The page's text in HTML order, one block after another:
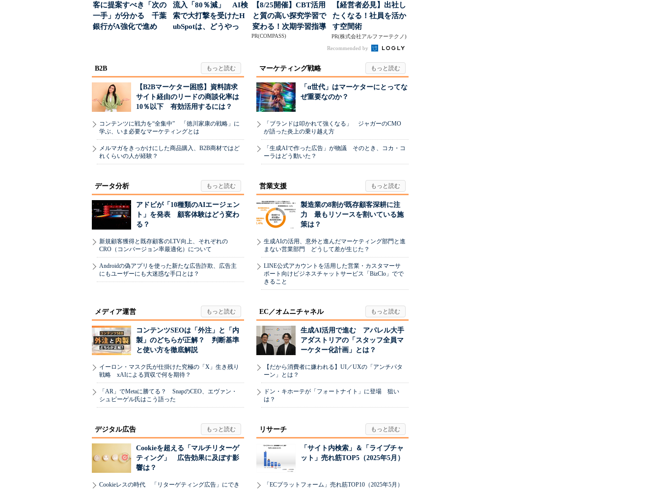
客に提案すべき「次の
一手」が分かる 千葉
銀行がA強化で進め
流入「80％減」 AI検
索で大打撃を受けたH
ubSpotは、どうやっ
【8/25開催】CBT活用
と質の高い探究学習で
変わる！次期学習指導
要領を見据えた...
PR(COMPASS)
【経営者必見】出社し
たくなる！社員を活か
す空間術
PR(株式会社アルファーテクノ)
Recommended by
B2B
【B2Bマーケター困惑】資料請求
サイト経由のリードの商談化率は
10％以下 有効活用するには？
コンテンツに戦力を“全集中” 「徳川家康の戦略」に
学ぶ、いま必要なマーケティングとは
メルマガをきっかけにした商品購入、B2B商材ではど
れくらいの人が経験？
マーケティング戦略
「α世代」はマーケターにとってな
ぜ重要なのか？
「ブランドは叩かれて強くなる」 ジャガーのCMO
が語った炎上の乗り越え方
「生成AIで作った広告」が物議 そのとき、コカ・コ
ーラはどう動いた？
データ分析
アドビが「10種類のAIエージェン
ト」を発表 顧客体験はどう変わ
る？
新規顧客獲得と既存顧客のLTV向上、それぞれの
CRO（コンバージョン率最適化）について
Androidの偽アプリを使った新たな広告詐欺、広告主
にもユーザーにも大迷惑な手口とは？
営業支援
製造業の8割が既存顧客深耕に注
力 最もリソースを割いている施
策は？
生成AIの活用、意外と進んだマーケティング部門と進
まない営業部門 どうして差が生じた？
LINE公式アカウントを活用した営業・カスタマーサ
ポート向けビジネスチャットサービス「BizClo」でで
きること
メディア運営
コンテンツSEOは「外注」と「内
製」のどちらが正解？ 判断基準
と使い方を徹底解説
イーロン・マスク氏が仕掛けた究極の「X」生き残り
戦略 xAIによる買収で何を期待？
「AR」でMetaに勝てる？ SnapのCEO、エヴァン・
シュピーゲル氏はこう語った
EC／オムニチャネル
生成AI活用で進む アパレル大手
アダストリアの「スタッフ全員マ
ーケター化計画」とは？
【だから消費者に嫌われる】UI／UXの「アンチパタ
ーン」とは？
ドン・キホーテが「フォートナイト」に登場 狙い
は？
デジタル広告
Cookieを超える「マルチリターゲ
ティング」 広告効果に及ぼす影
響は？
Cookieレスの時代 「リターゲティング広告」にでき
リサーチ
「サイト内検索」＆「ライブチャ
ット」売れ筋TOP5（2025年5月）
「ECプラットフォーム」売れ筋TOP10（2025年5月）